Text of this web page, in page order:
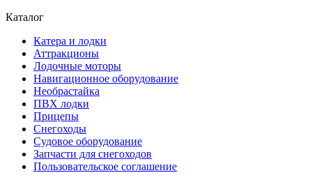
Каталог
Катера и лодки
Аттракционы
Лодочные моторы
Навигационное оборудование
Необрастайка
ПВХ лодки
Прицепы
Снегоходы
Судовое оборудование
Запчасти для снегоходов
Пользовательское соглашение